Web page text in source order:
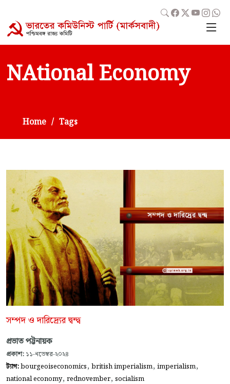
NAtional Economy
Home Tags
সম্পদ ও দারিদ্র্যের দ্বন্দ্ব
প্রভাত পট্টনায়ক
প্রকাশ: ১১-নভেম্বর-২০২৪
ট্যাগ:bourgeoiseconomics, british imperialism, imperialism,
national economy, rednovember, socialism